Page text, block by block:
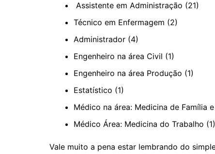
Assistente em Administração (21)
Técnico em Enfermagem (2)
Administrador (4)
Engenheiro na área Civil (1)
Engenheiro na área Produção (1)
Estatístico (1)
Médico na área: Medicina de Família
Médico Área: Medicina do Trabalho
Vale muito a pena estar lembrando do